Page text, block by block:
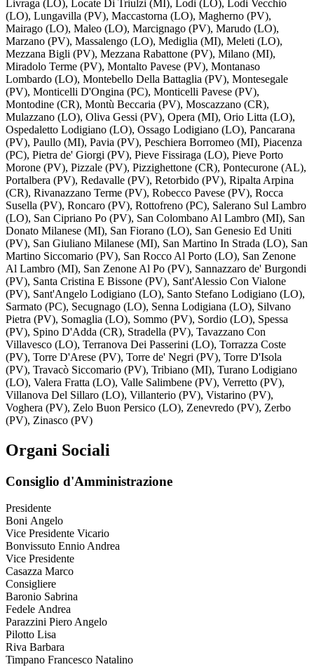
Livraga (LO), Locate Di Triulzi (MI), Lodi (LO), Lodi Vecchio
(LO), Lungavilla (PV), Maccastorna (LO), Magherno (PV),
Mairago (LO), Maleo (LO), Marcignago (PV), Marudo (LO),
Marzano (PV), Massalengo (LO), Mediglia (MI), Meleti (LO),
Mezzana Bigli (PV), Mezzana Rabattone (PV), Milano (MI),
Miradolo Terme (PV), Montalto Pavese (PV), Montanaso
Lombardo (LO), Montebello Della Battaglia (PV), Montesegale
(PV), Monticelli D'Ongina (PC), Monticelli Pavese (PV),
Montodine (CR), Montù Beccaria (PV), Moscazzano (CR),
Mulazzano (LO), Oliva Gessi (PV), Opera (MI), Orio Litta (LO),
Ospedaletto Lodigiano (LO), Ossago Lodigiano (LO), Pancarana
(PV), Paullo (MI), Pavia (PV), Peschiera Borromeo (MI), Piacenza
(PC), Pietra de' Giorgi (PV), Pieve Fissiraga (LO), Pieve Porto
Morone (PV), Pizzale (PV), Pizzighettone (CR), Pontecurone (AL),
Portalbera (PV), Redavalle (PV), Retorbido (PV), Ripalta Arpina
(CR), Rivanazzano Terme (PV), Robecco Pavese (PV), Rocca
Susella (PV), Roncaro (PV), Rottofreno (PC), Salerano Sul Lambro
(LO), San Cipriano Po (PV), San Colombano Al Lambro (MI), San
Donato Milanese (MI), San Fiorano (LO), San Genesio Ed Uniti
(PV), San Giuliano Milanese (MI), San Martino In Strada (LO), San
Martino Siccomario (PV), San Rocco Al Porto (LO), San Zenone
Al Lambro (MI), San Zenone Al Po (PV), Sannazzaro de' Burgondi
(PV), Santa Cristina E Bissone (PV), Sant'Alessio Con Vialone
(PV), Sant'Angelo Lodigiano (LO), Santo Stefano Lodigiano (LO),
Sarmato (PC), Secugnago (LO), Senna Lodigiana (LO), Silvano
Pietra (PV), Somaglia (LO), Sommo (PV), Sordio (LO), Spessa
(PV), Spino D'Adda (CR), Stradella (PV), Tavazzano Con
Villavesco (LO), Terranova Dei Passerini (LO), Torrazza Coste
(PV), Torre D'Arese (PV), Torre de' Negri (PV), Torre D'Isola
(PV), Travacò Siccomario (PV), Tribiano (MI), Turano Lodigiano
(LO), Valera Fratta (LO), Valle Salimbene (PV), Verretto (PV),
Villanova Del Sillaro (LO), Villanterio (PV), Vistarino (PV),
Voghera (PV), Zelo Buon Persico (LO), Zenevredo (PV), Zerbo
(PV), Zinasco (PV)
Organi Sociali
Consiglio d'Amministrazione
Presidente
Boni Angelo
Vice Presidente Vicario
Bonvissuto Ennio Andrea
Vice Presidente
Casazza Marco
Consigliere
Baronio Sabrina
Fedele Andrea
Parazzini Piero Angelo
Pilotto Lisa
Riva Barbara
Timpano Francesco Natalino